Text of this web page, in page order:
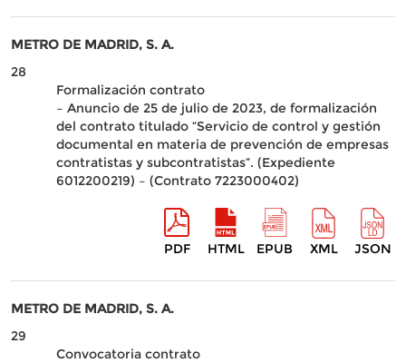
METRO DE MADRID, S. A.
28
Formalización contrato
– Anuncio de 25 de julio de 2023, de formalización
del contrato titulado “Servicio de control y gestión
documental en materia de prevención de empresas
contratistas y subcontratistas”. (Expediente
6012200219) – (Contrato 7223000402)
PDF HTML EPUB XML JSON
METRO DE MADRID, S. A.
29
Convocatoria contrato